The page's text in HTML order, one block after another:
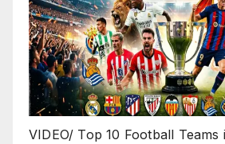
VIDEO/ Top 10 Football Teams